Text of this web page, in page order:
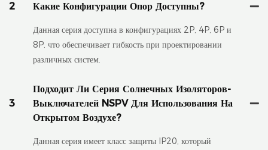
2 Какие Конфигурации Опор Доступны?
Данная серия доступна в конфигурациях 2P, 4P, 6P и
8P, что обеспечивает гибкость при проектировании
различных систем.
3
Подходит Ли Серия Солнечных Изоляторов-
Выключателей NSPV Для Использования На
Открытом Воздухе?
Данная серия имеет класс защиты IP20, который